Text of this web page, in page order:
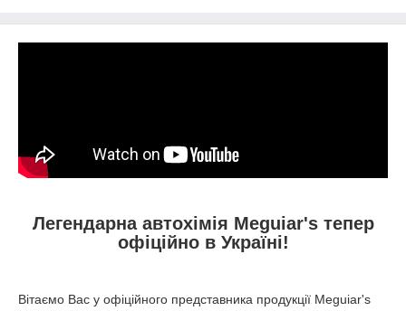
Легендарна автохімія Meguiar's тепер
офіційно в Україні!
Вітаємо Вас у офіційного представника продукції Meguiar's